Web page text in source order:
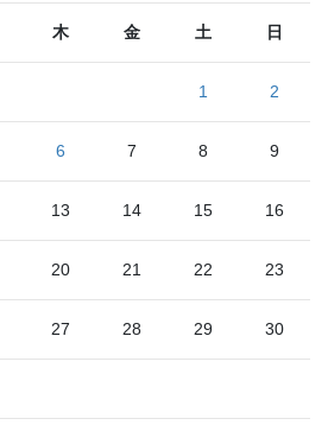
木 金 土 日
1 2
6 7 8 9
13 14 15 16
20 21 22 23
27 28 29 30